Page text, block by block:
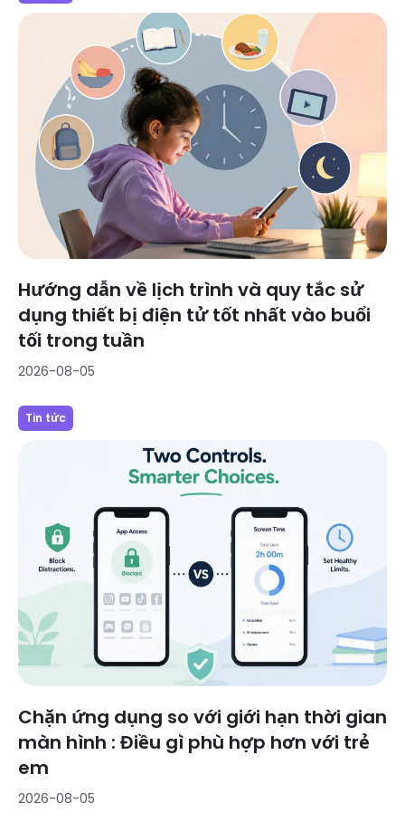
Hướng dẫn về lịch trình và quy tắc sử
dụng thiết bị điện tử tốt nhất vào buổi
tối trong tuần
2026-08-05
Tin tức
Chặn ứng dụng so với giới hạn thời gian
màn hình : Điều gì phù hợp hơn với trẻ
em
2026-08-05